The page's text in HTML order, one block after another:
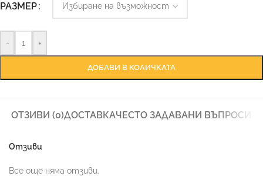
РАЗМЕР
- +
ДОБАВИ В КОЛИЧКАТА
ОТЗИВИ (0)ДОСТАВКАЧЕСТО ЗАДАВАНИ ВЪПРОСИ
Отзиви
Все още няма отзиви.